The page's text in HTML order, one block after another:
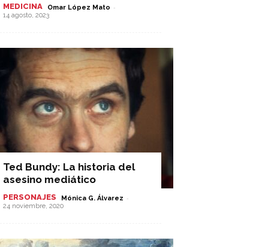
MEDICINA Omar López Mato -
14 agosto, 2023
Ted Bundy: La historia del
asesino mediático
PERSONAJES Mónica G. Álvarez -
24 noviembre, 2020